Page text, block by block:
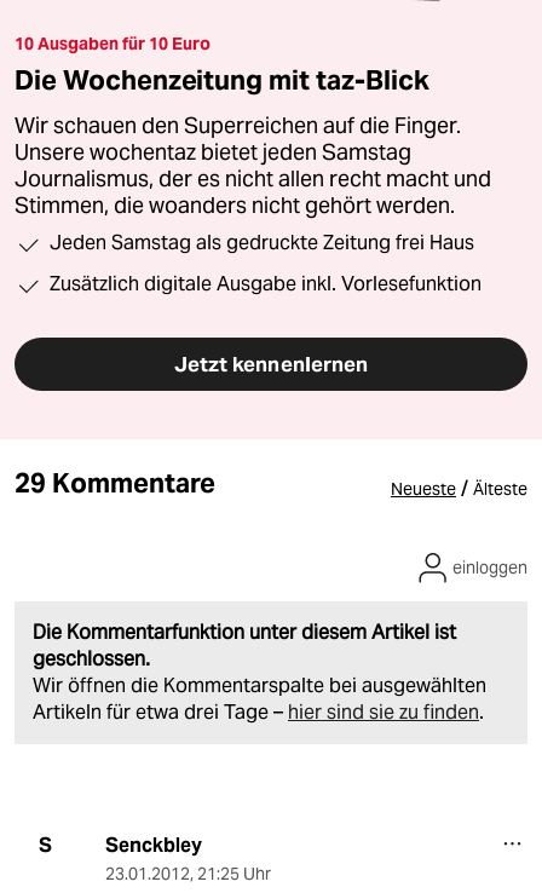
10 Ausgaben für 10 Euro
Die Wochenzeitung mit taz-Blick
Wir schauen den Superreichen auf die Finger.
Unsere wochentaz bietet jeden Samstag
Journalismus, der es nicht allen recht macht und
Stimmen, die woanders nicht gehört werden.
Jeden Samstag als gedruckte Zeitung frei Haus
Zusätzlich digitale Ausgabe inkl. Vorlesefunktion
Jetzt kennenlernen
29 Kommentare Neueste / Älteste
Die Kommentarfunktion unter diesem Artikel ist
geschlossen.
Wir öffnen die Kommentarspalte bei ausgewählten
Artikeln für etwa drei Tage – hier sind sie zu finden.
einloggen
S Senckbley
23.01.2012, 21:25 Uhr